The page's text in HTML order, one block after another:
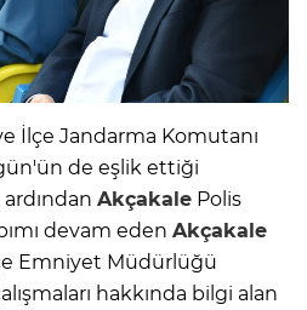
İlçe Jandarma Komutanı
de eşlik ettiği
Akçakale Polis
devam eden Akçakale
Emniyet Müdürlüğü
hakkında bilgi alan